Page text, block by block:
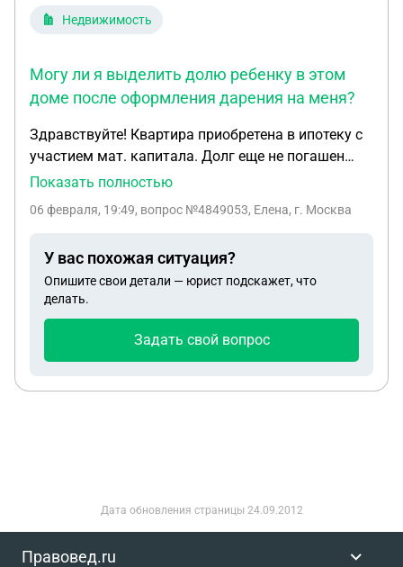
Недвижимость
Могу ли я выделить долю ребенку в этом
доме после оформления дарения на меня?
Здравствуйте! Квартира приобретена в ипотеку с
участием мат. капитала. Долг еще не погашен
(платим исправно, досрочно осталось меньше
ипотеку и выкупить долю в родительском доме -
моя сестра тоже уже выкупила в нем часть. По
документам родители оформят это как дарение.
Могу ли я выделить долю ребенку в этом доме
готовы показать дом. Там у нас будет
собственности другой недвижимости у нас нет.
Показать полностью
06 февраля, 19:49, вопрос №4849053, Елена, г. Москва
У вас похожая ситуация?
Опишите свои детали — юрист подскажет, что
делать.
Задать свой вопрос
Дата обновления страницы 24.09.2012
Правовед.ru